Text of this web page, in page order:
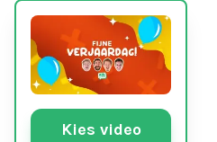
Kies video